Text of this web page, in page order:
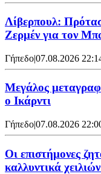
Λίβερπουλ:
Ζερμέν για τον
Γήπεδο|07.08.2026
Μεγάλος
ο Ικάρντι
Γήπεδο|07.08.2026
Οι επιστήμονες
καλλυντικά